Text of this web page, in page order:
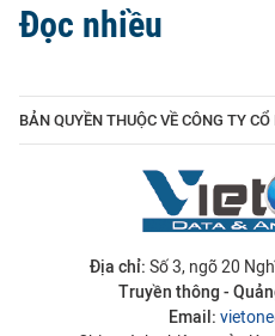
Đọc nhiều
BẢN QUYỀN THUỘC VỀ CÔNG TY
Địa chỉ: Số 3, ngõ 20
Truyền thông -
Email: